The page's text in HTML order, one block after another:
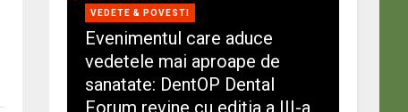
VEDETE & POVESTI
Evenimentul care aduce
vedetele mai aproape de
sanatate: DentOP Dental
Forum revine cu editia a III-a